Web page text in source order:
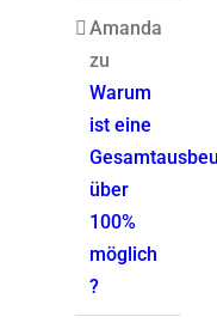
Amanda
zu
Warum
ist eine
über
100%
möglich
?